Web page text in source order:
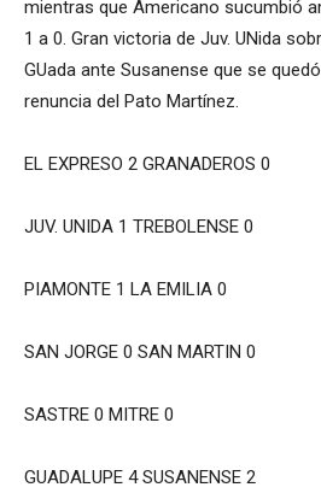
mientras que Americano sucumbió
1 a 0. Gran victoria de Juv. UNida
GUada ante Susanense que se
renuncia del Pato Martínez.
EL EXPRESO 2 GRANADEROS 0
JUV. UNIDA 1 TREBOLENSE 0
PIAMONTE 1 LA EMILIA 0
SAN JORGE 0 SAN MARTIN 0
SASTRE 0 MITRE 0
GUADALUPE 4 SUSANENSE 2